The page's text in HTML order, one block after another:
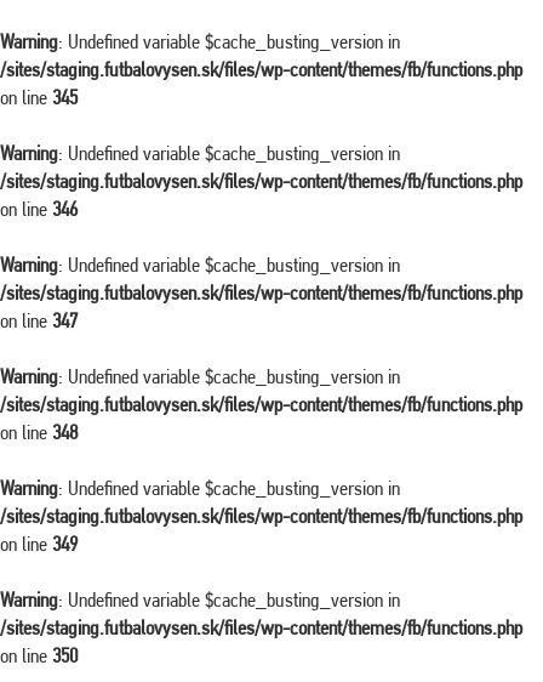
Warning: Undefined variable $cache_busting_version in
/sites/staging.futbalovysen.sk/files/wp-content/themes/fb/functions.php
on line 345
Warning: Undefined variable $cache_busting_version in
/sites/staging.futbalovysen.sk/files/wp-content/themes/fb/functions.php
on line 346
Warning: Undefined variable $cache_busting_version in
/sites/staging.futbalovysen.sk/files/wp-content/themes/fb/functions.php
on line 347
Warning: Undefined variable $cache_busting_version in
/sites/staging.futbalovysen.sk/files/wp-content/themes/fb/functions.php
on line 348
Warning: Undefined variable $cache_busting_version in
/sites/staging.futbalovysen.sk/files/wp-content/themes/fb/functions.php
on line 349
Warning: Undefined variable $cache_busting_version in
/sites/staging.futbalovysen.sk/files/wp-content/themes/fb/functions.php
on line 350